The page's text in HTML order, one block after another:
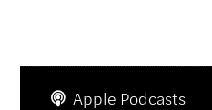
 Apple Podcasts